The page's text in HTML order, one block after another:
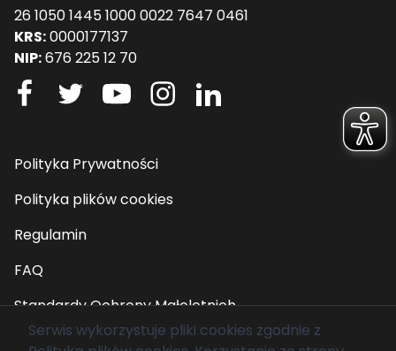
26 1050 1445 1000 0022 7647 0461
KRS:0000177137
NIP:676 225 12 70
Polityka Prywatności
Polityka plików cookies
Regulamin
FAQ
Standardy Ochrony Małoletnich
Serwis wykorzystuje pliki cookies zgodnie z